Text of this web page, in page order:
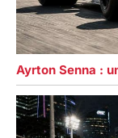
Ayrton Senna :